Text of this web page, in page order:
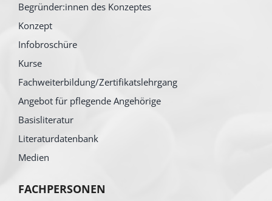
Begründer:innen des Konzeptes
Konzept
Infobroschüre
Kurse
Fachweiterbildung/Zertifikatslehrgang
Angebot für pflegende Angehörige
Basisliteratur
Literaturdatenbank
Medien
FACHPERSONEN